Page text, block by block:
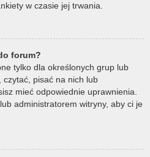
w czasie jej trwania.
forum?
tylko dla określonych grup lub
czytać, pisać na nich lub
mieć odpowiednie uprawnienia.
administratorem witryny, aby ci je